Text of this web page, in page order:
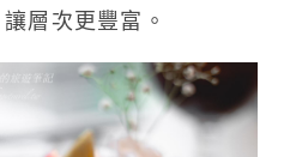
層次更豐富。